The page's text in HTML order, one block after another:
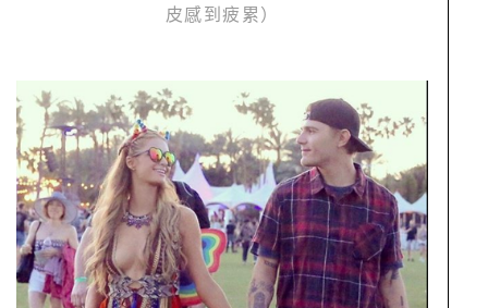
皮感到疲累）